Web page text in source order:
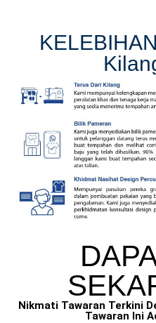
Nikmati Tawaran Terkini
Tawaran Ini